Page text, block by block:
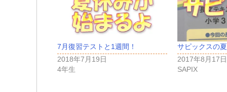
7月復習テストと1週間！
2018年7月19日
4年生
サピックスの
2017年8月17日
SAPIX